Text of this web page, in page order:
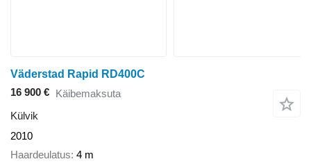
Väderstad Rapid RD400C
16 900 € Käibemaksuta
Külvik
2010
Haardeulatus 4 m